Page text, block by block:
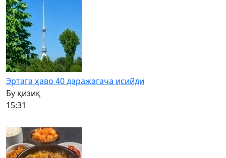
Эртага ҳаво 40 даражагача исийди
Бу қизиқ
15:31